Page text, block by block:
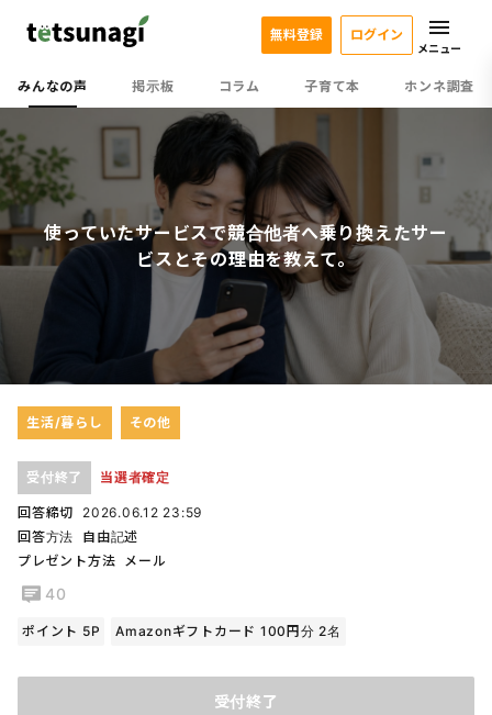
みんなの声 掲示板 コラム 子育て本 ホンネ調査
無料登録 ログイン
メニュー
使っていたサービスで競合他者へ乗り換えたサー
ビスとその理由を教えて。
生活/暮らし その他
受付終了 当選者確定
回答締切
2026.06.12 23:59
回答方法
自由記述
プレゼント方法
メール
40
ポイント 5P Amazonギフトカード 100円分 2名
受付終了